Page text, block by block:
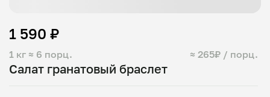
Салат гранатовый браслет
1 кг ≈ 6 порц. ≈ 265₽ / порц.
1 590 ₽